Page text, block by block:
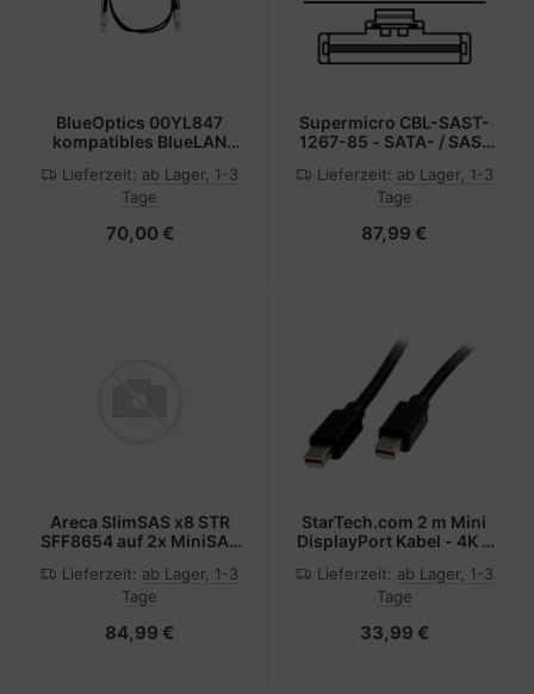
BlueOptics 00YL847
kompatibles BlueLAN
BL464601N0.5M30
Lieferzeit: ab Lager, 1-3
Tage
70,00 €
Supermicro CBL-SAST-
1267-85 - SATA- / SAS-
Lieferzeit: ab Lager, 1-3
Tage
87,99 €
Areca SlimSAS x8 STR
SFF8654 auf 2x MiniSAS
Lieferzeit: ab Lager, 1-3
Tage
84,99 €
StarTech.com 2 m Mini
DisplayPort Kabel - 4K x
DP 1.2(Stecker) auf Mini
DP(Stecker) Monitor
mit Thunderbolt 2 Ports
Lieferzeit: ab Lager, 1-3
Tage
33,99 €